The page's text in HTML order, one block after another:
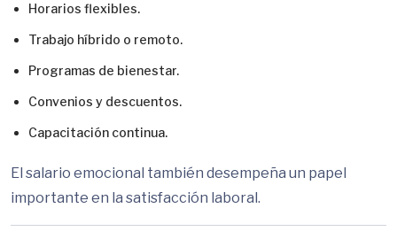
Horarios flexibles.
Trabajo híbrido o remoto.
Programas de bienestar.
Convenios y descuentos.
Capacitación continua.
El salario emocional también desempeña un papel
importante en la satisfacción laboral.